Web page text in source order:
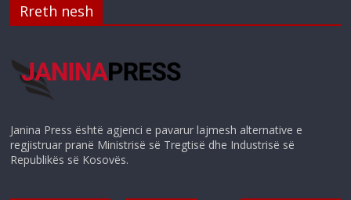
Rreth nesh
Janina Press është agjenci e pavarur lajmesh alternative e
regjistruar pranë Ministrisë së Tregtisë dhe Industrisë së
Republikës së Kosovës.